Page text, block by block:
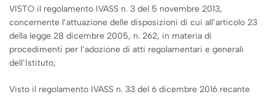
VISTO il regolamento IVASS n. 3 del 5 novembre 2013,
concernente l’attuazione delle disposizioni di cui all’articolo 23
della legge 28 dicembre 2005, n. 262, in materia di
procedimenti per l’adozione di atti regolamentari e generali
dell’Istituto;
Visto il regolamento IVASS n. 33 del 6 dicembre 2016 recante